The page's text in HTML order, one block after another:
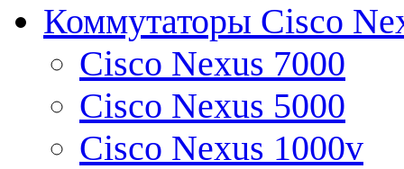
Коммутаторы Cisco
Cisco Nexus 7000
Cisco Nexus 5000
Cisco Nexus 1000v